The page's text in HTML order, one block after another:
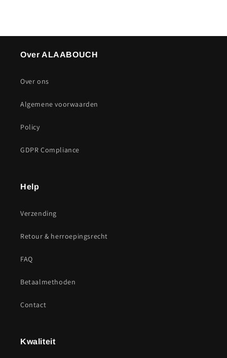
Over ALAABOUCH
Over ons
Algemene voorwaarden
Policy
GDPR Compliance
Help
Verzending
Retour & herroepingsrecht
FAQ
Betaalmethoden
Contact
Kwaliteit